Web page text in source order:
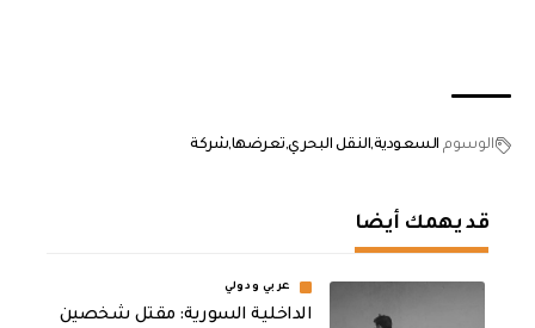
الوسوم السعوديةالنقل البحري تعرضهاشركة
قد يهمك أيضا
عربي ودولي
الداخلية السورية: مقتل شخصين